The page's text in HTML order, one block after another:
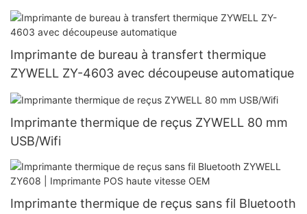
Imprimante de bureau à transfert thermique
ZYWELL ZY-4603 avec découpeuse automatique
Imprimante thermique de reçus ZYWELL 80 mm
USB/Wifi
Imprimante thermique de reçus sans fil Bluetooth